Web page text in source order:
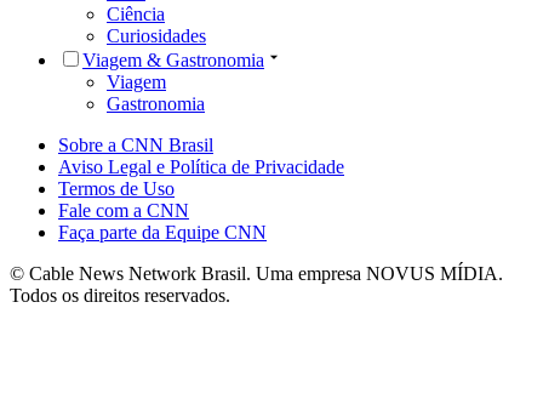
Ciência
Curiosidades
Viagem & Gastronomia
Viagem
Gastronomia
Sobre a CNN Brasil
Aviso Legal e Política de Privacidade
Termos de Uso
Fale com a CNN
Faça parte da Equipe CNN
© Cable News Network Brasil. Uma empresa NOVUS MÍDIA.
Todos os direitos reservados.